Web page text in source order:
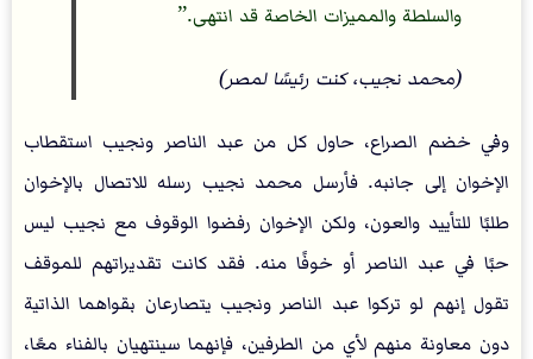
والسلطة والمميزات الخاصة قد انتهى.
(محمد نجيب، كنت رئيسًا لمصر)
وفي خضم الصراع، حاول كل من عبد الناصر ونجيب استقطاب
الإخوان إلى جانبه. فأرسل محمد نجيب رسله للاتصال بالإخوان
طلبًا للتأييد والعون، ولكن الإخوان رفضوا الوقوف مع نجيب ليس
حبًا في عبد الناصر أو خوفًا منه. فقد كانت تقديراتهم للموقف
تقول إنهم لو تركوا عبد الناصر ونجيب يتصارعان بقواهما الذاتية
دون معاونة منهم لأي من الطرفين، فإنهما سينتهيان بالفناء معًا،